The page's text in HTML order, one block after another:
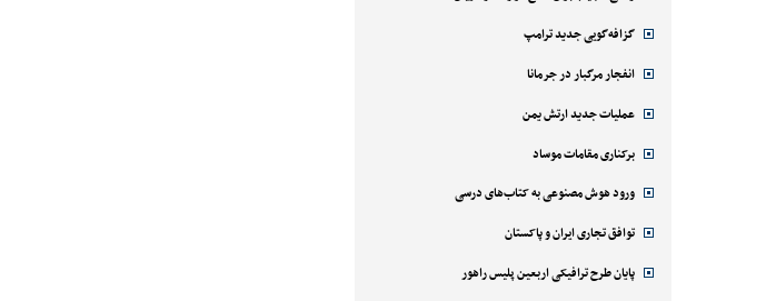
گزافه‌گویی جدید ترامپ
انفجار مرگبار در جرمانا
عملیات جدید ارتش یمن
برکناری مقامات موساد
ورود هوش مصنوعی به کتاب‌های درسی
توافق تجاری ایران و پاکستان
پایان طرح ترافیکی اربعین پلیس راهور